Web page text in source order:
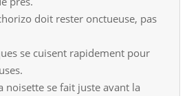
doit rester onctueuse, pas
se cuisent rapidement pour
noisette se fait juste avant la